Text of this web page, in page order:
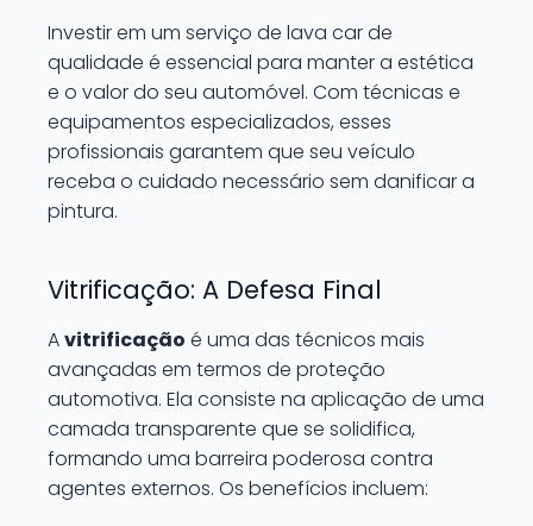
Investir em um serviço de lava car de
qualidade é essencial para manter a estética
e o valor do seu automóvel. Com técnicas e
equipamentos especializados, esses
profissionais garantem que seu veículo
receba o cuidado necessário sem danificar a
pintura.
Vitrificação: A Defesa Final
Avitrificação é uma das técnicos mais
avançadas em termos de proteção
automotiva. Ela consiste na aplicação de uma
camada transparente que se solidifica,
formando uma barreira poderosa contra
agentes externos. Os benefícios incluem: